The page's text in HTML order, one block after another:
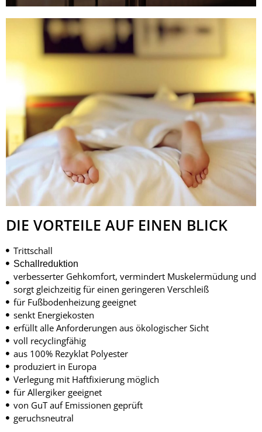
DIE VORTEILE AUF EINEN BLICK
Trittschall
Schallreduktion
verbesserter Gehkomfort, vermindert Muskelermüdung und
sorgt gleichzeitig für einen geringeren Verschleiß
für Fußbodenheizung geeignet
senkt Energiekosten
erfüllt alle Anforderungen aus ökologischer Sicht
voll recyclingfähig
aus 100% Rezyklat Polyester
produziert in Europa
Verlegung mit Haftfixierung möglich
für Allergiker geeignet
von GuT auf Emissionen geprüft
geruchsneutral